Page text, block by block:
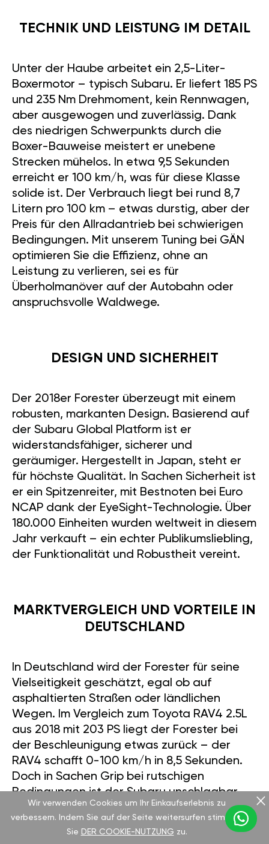
TECHNIK UND LEISTUNG IM DETAIL
Unter der Haube arbeitet ein 2,5-Liter-
Boxermotor – typisch Subaru. Er liefert 185 PS
und 235 Nm Drehmoment, kein Rennwagen,
aber ausgewogen und zuverlässig. Dank
des niedrigen Schwerpunkts durch die
Boxer-Bauweise meistert er unebene
Strecken mühelos. In etwa 9,5 Sekunden
erreicht er 100 km/h, was für diese Klasse
solide ist. Der Verbrauch liegt bei rund 8,7
Litern pro 100 km – etwas durstig, aber der
Preis für den Allradantrieb bei schwierigen
Bedingungen. Mit unserem Tuning bei GÄN
optimieren Sie die Effizienz, ohne an
Leistung zu verlieren, sei es für
Überholmanöver auf der Autobahn oder
anspruchsvolle Waldwege.
DESIGN UND SICHERHEIT
Der 2018er Forester überzeugt mit einem
robusten, markanten Design. Basierend auf
der Subaru Global Platform ist er
widerstandsfähiger, sicherer und
geräumiger. Hergestellt in Japan, steht er
für höchste Qualität. In Sachen Sicherheit ist
er ein Spitzenreiter, mit Bestnoten bei Euro
NCAP dank der EyeSight-Technologie. Über
180.000 Einheiten wurden weltweit in diesem
Jahr verkauft – ein echter Publikumsliebling,
der Funktionalität und Robustheit vereint.
MARKTVERGLEICH UND VORTEILE IN
DEUTSCHLAND
In Deutschland wird der Forester für seine
Vielseitigkeit geschätzt, egal ob auf
asphaltierten Straßen oder ländlichen
Wegen. Im Vergleich zum Toyota RAV4 2.5L
aus 2018 mit 203 PS liegt der Forester bei
der Beschleunigung etwas zurück – der
RAV4 schafft 0-100 km/h in 8,5 Sekunden.
Doch in Sachen Grip bei rutschigen
Bedingungen ist der Subaru unschlagbar.
Preislich bewegen sich beide gebraucht
zwischen 20.000 und 25.000 €. Während
der RAV4 im Innenraum etwas eleganter
Wir verwenden Cookies um Ihr Einkaufserlebnis zu
verbessern. Indem Sie auf der Seite weitersurfen stimmen
Sie DER COOKIE-NUTZUNG zu.